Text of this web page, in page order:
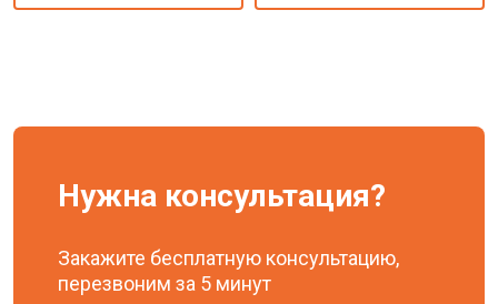
Нужна консультация?
Закажите бесплатную консультацию,
перезвоним за 5 минут